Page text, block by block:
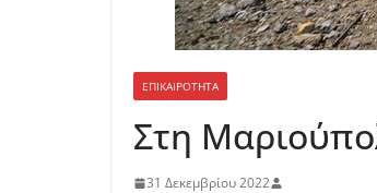
ΕΠΙΚΑΙΡΟΤΗΤΑ
Στη
31 Δεκεμβρίου 2022